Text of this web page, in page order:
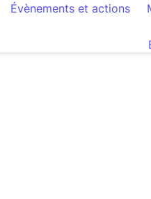
Évènements et actions